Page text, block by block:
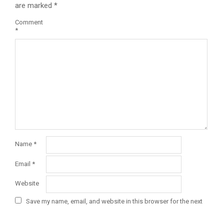
are marked *
Comment
*
Name *
Email *
Website
Save my name, email, and website in this browser for the next